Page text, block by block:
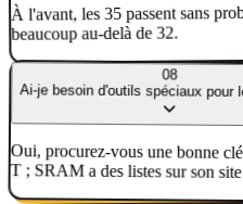
À l'avant, les 35 passent sans
beaucoup au-delà de 32.
08
Ai-je besoin d'outils spéciaux pour
Oui, procurez-vous une bonne
T ; SRAM a des listes sur son